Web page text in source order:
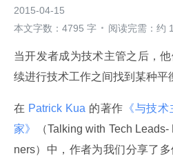
2015-04-15
本文字数：4795 字
阅读完需：约
当开发者成为技术主管之后，
续进行技术工作之间找到某种平
在 Patrick Kua 的著作 《与技
家》
（Talking with Tech
ners）中，作者为我们分享了